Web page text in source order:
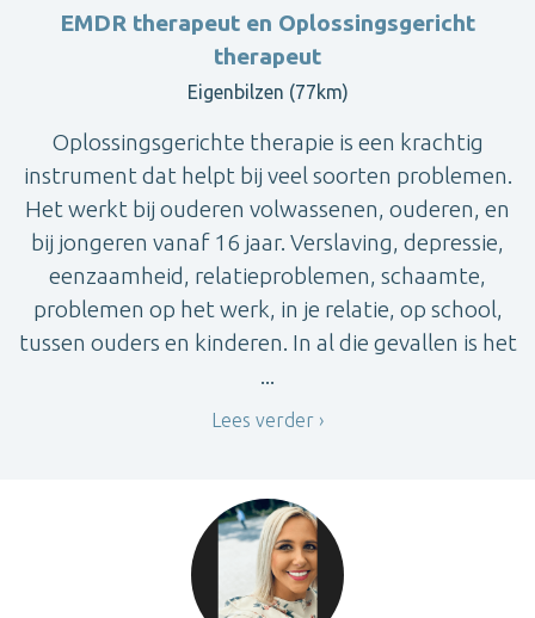
EMDR therapeut en Oplossingsgericht
therapeut
Eigenbilzen (77km)
Oplossingsgerichte therapie is een krachtig
instrument dat helpt bij veel soorten problemen.
Het werkt bij ouderen volwassenen, ouderen, en
bij jongeren vanaf 16 jaar. Verslaving, depressie,
eenzaamheid, relatieproblemen, schaamte,
problemen op het werk, in je relatie, op school,
tussen ouders en kinderen. In al die gevallen is het
...
Lees verder